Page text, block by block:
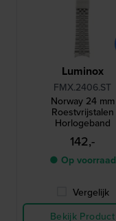
Luminox
FMX.2406.ST
Norway 24 mm
Roestvrijstalen
Horlogeband
142,-
● Op voorraad
Vergelijk
Bekijk Product